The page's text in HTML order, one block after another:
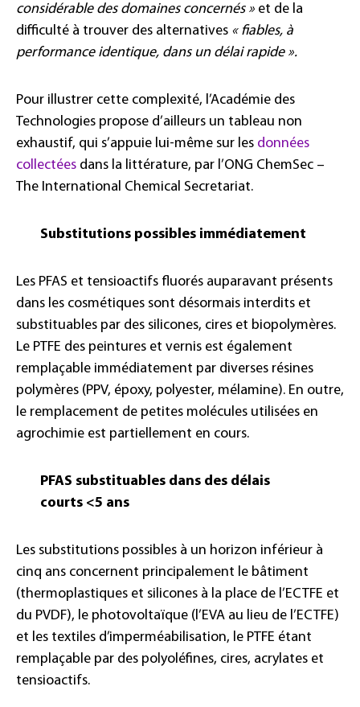
considérable des domaines concernés » et de la
difficulté à trouver des alternatives « fiables, à
performance identique, dans un délai rapide ».
Pour illustrer cette complexité, l’Académie des
Technologies propose d’ailleurs un tableau non
exhaustif, qui s’appuie lui-même sur les données
collectées dans la littérature, par l’ONG ChemSec –
The International Chemical Secretariat.
Substitutions possibles immédiatement
Les PFAS et tensioactifs fluorés auparavant présents
dans les cosmétiques sont désormais interdits et
substituables par des silicones, cires et biopolymères.
Le PTFE des peintures et vernis est également
remplaçable immédiatement par diverses résines
polymères (PPV, époxy, polyester, mélamine). En outre,
le remplacement de petites molécules utilisées en
agrochimie est partiellement en cours.
PFAS substituables dans des délais
courts <5 ans
Les substitutions possibles à un horizon inférieur à
cinq ans concernent principalement le bâtiment
(thermoplastiques et silicones à la place de l’ECTFE et
du PVDF), le photovoltaïque (l’EVA au lieu de l’ECTFE)
et les textiles d’imperméabilisation, le PTFE étant
remplaçable par des polyoléfines, cires, acrylates et
tensioactifs.